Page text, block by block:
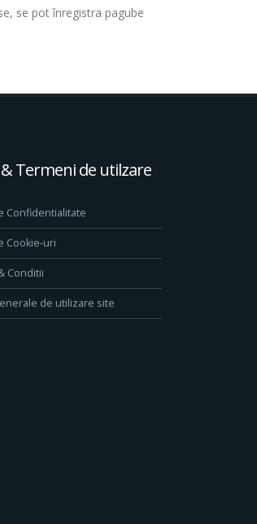
se pot înregistra pagube
& Termeni de utilzare
Confidentialitate
Cookie-uri
Conditii
de utilizare site